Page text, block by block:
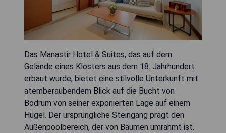
Das Manastir Hotel & Suites, das auf dem
Gelände eines Klosters aus dem 18. Jahrhundert
erbaut wurde, bietet eine stilvolle Unterkunft mit
atemberaubendem Blick auf die Bucht von
Bodrum von seiner exponierten Lage auf einem
Hügel. Der ursprüngliche Steingang prägt den
Außenpoolbereich, der von Bäumen umrahmt ist.